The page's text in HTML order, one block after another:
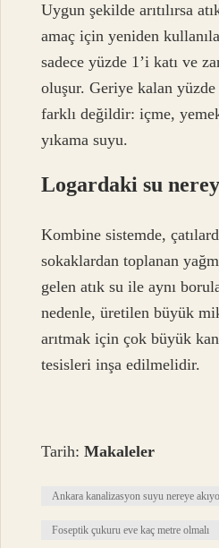
Uygun şekilde arıtılırsa
amaç için yeniden
sadece yüzde 1’i katı ve
oluşur. Geriye kalan yüzde
farklı değildir: içme,
yıkama suyu.
Logardaki su
Kombine sistemde,
sokaklardan toplanan
gelen atık su ile aynı
nedenle, üretilen büyük
arıtmak için çok büyük
tesisleri inşa edilmelidir.
Tarih:Makaleler
Ankara kanalizasyon suyu nereye
Foseptik çukuru eve kaç metre olmalı